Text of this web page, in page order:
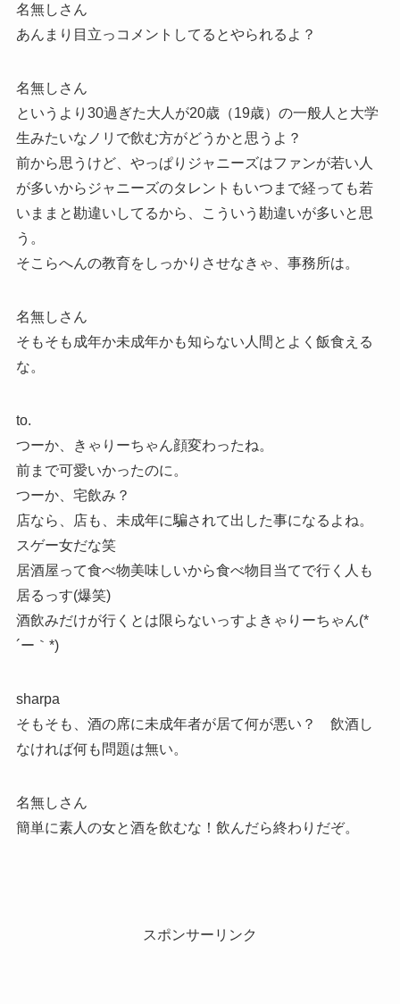
名無しさん
あんまり目立っコメントしてるとやられるよ？
名無しさん
というより30過ぎた大人が20歳（19歳）の一般人と大学
生みたいなノリで飲む方がどうかと思うよ？
前から思うけど、やっぱりジャニーズはファンが若い人
が多いからジャニーズのタレントもいつまで経っても若
いままと勘違いしてるから、こういう勘違いが多いと思
う。
そこらへんの教育をしっかりさせなきゃ、事務所は。
名無しさん
そもそも成年か未成年かも知らない人間とよく飯食える
な。
to.
つーか、きゃりーちゃん顔変わったね。
前まで可愛いかったのに。
つーか、宅飲み？
店なら、店も、未成年に騙されて出した事になるよね。
スゲー女だな笑
居酒屋って食べ物美味しいから食べ物目当てで行く人も
居るっす(爆笑)
酒飲みだけが行くとは限らないっすよきゃりーちゃん(*
´ー｀*)
sharpa
そもそも、酒の席に未成年者が居て何が悪い？ 飲酒し
なければ何も問題は無い。
名無しさん
簡単に素人の女と酒を飲むな！飲んだら終わりだぞ。
スポンサーリンク